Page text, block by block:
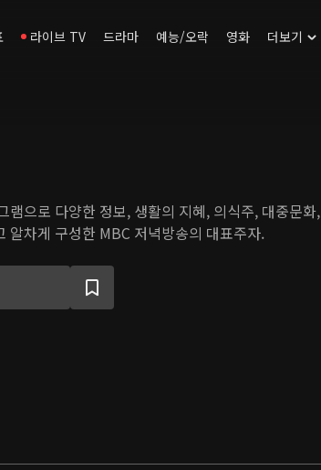
라이브 TV 드라마 예능/오락 영화 더보기
램으로 다양한 정보, 생활의 지혜, 의식주, 대중문화,
알차게 구성한 MBC 저녁방송의 대표주자.